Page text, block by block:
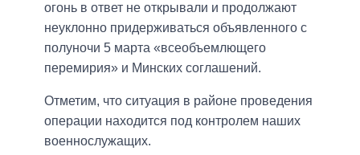
огонь в ответ не открывали и продолжают
неуклонно придерживаться объявленного с
полуночи 5 марта «всеобъемлющего
перемирия» и Минских соглашений.
Отметим, что ситуация в районе проведения
операции находится под контролем наших
военнослужащих.